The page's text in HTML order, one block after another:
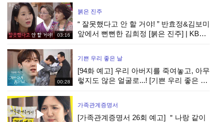
03:16
붉은 진주
“ 잘못했다고 안 할 거야! ” 반효정&김보미
앞에서 뻔뻔한 김희정 [붉은 진주] | KBS
00:28
기쁜 우리 좋은 날
[94화 예고] 우리 아버지를 죽여놓고, 아무
렇지도 않은 얼굴로...! [기쁜 우리 좋은 날]
가족관계증명서
[가족관계증명서 26회 예고] ＂나랑 같이